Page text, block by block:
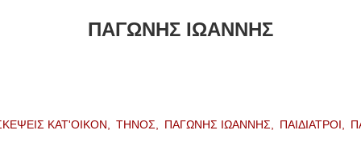
ΚΛΩΝΑΡΗΣ ΜΙΛΤΙΑΔΗΣ
ΟΔΟΝΤΙΑΤΡΟΣ
ΠΑΓΩΝΗΣ ΙΩΑΝΝΗΣ
ΚΑΤ'ΟΙΚΟΝ, ΤΗΝΟΣ, ΠΑΓΩΝΗΣ ΙΩΑΝΝΗΣ, ΠΑΙΔΙΑΤΡΟΙ,